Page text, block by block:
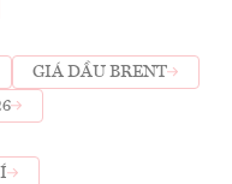
GIÁ DẦU BRENT